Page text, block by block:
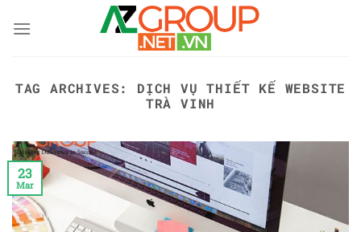
TAG ARCHIVES: DỊCH VỤ THIẾT KẾ WEBSITE
TRÀ VINH
23
Mar